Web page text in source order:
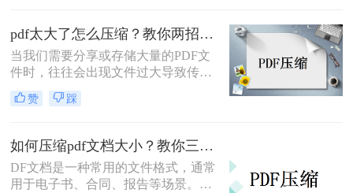
较简单的方法就是把PDF文件进一步
压缩，这样就能在电脑里面存储更多
的PDF文档了。压缩PDF文档和压缩
其他文件是有一些区别的，那么pdf文
件过大怎样压缩呢？下面一起看看
吧。
pdf太大了怎么压缩？教你两招，一键释放80％体积！
当我们需要分享或存储大量的PDF文
件时，往往会出现文件过大导致传输
不便或存储空间不足的问题。为了解
决这个问题，我们可以使用一些工具
将介绍pdf太大了怎么压缩方法，帮助
您轻松地减小PDF文件的大小。
赞 踩
如何压缩pdf文档大小？教你三种简单的压缩方法！
DF文档是一种常用的文件格式，通常
用于电子书、合同、报告等场景。由